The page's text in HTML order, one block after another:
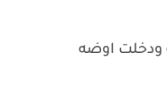
ودخلت اوضه